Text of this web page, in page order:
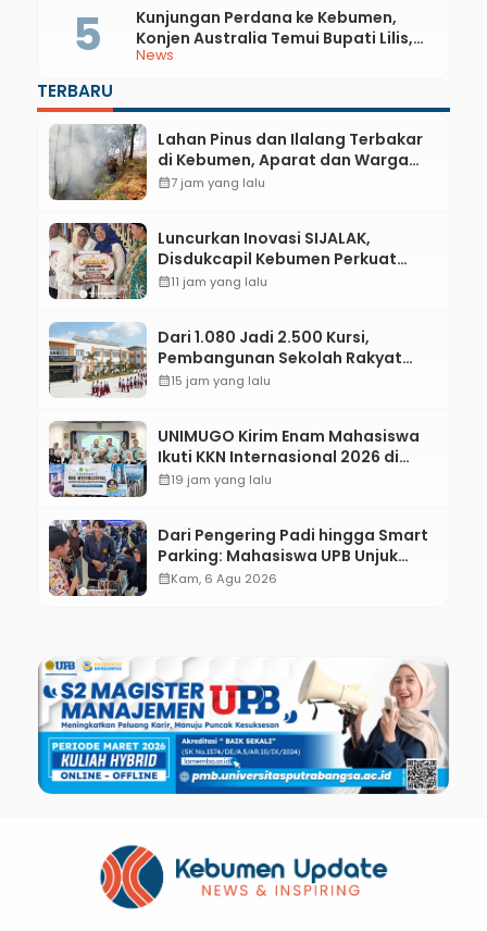
News
Kunjungan Perdana ke Kebumen,
Konjen Australia Temui Bupati Lilis,
Ini yang Dibahas
TERBARU
Lahan Pinus dan Ilalang Terbakar
di Kebumen, Aparat dan Warga
Padamkan Api Secara Manual
calendar_month7 jam yang lalu
Luncurkan Inovasi SIJALAK,
Disdukcapil Kebumen Perkuat
Jejaring Literasi Adminduk hingga
calendar_month11 jam yang lalu
Dari 1.080 Jadi 2.500 Kursi,
Pembangunan Sekolah Rakyat
Kebumen Ditargetkan Mulai
calendar_month15 jam yang lalu
UNIMUGO Kirim Enam Mahasiswa
Ikuti KKN Internasional 2026 di
ASEAN dan Hong Kong
calendar_month19 jam yang lalu
Dari Pengering Padi hingga Smart
Parking: Mahasiswa UPB Unjuk
Gigi Lewat Pameran CODEX 2
calendar_monthKam, 6 Agu 2026